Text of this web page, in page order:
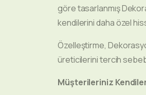
göre tasarlanmış
kendilerini daha özel
Özelleştirme,
üreticilerini tercih
Müşterileriniz